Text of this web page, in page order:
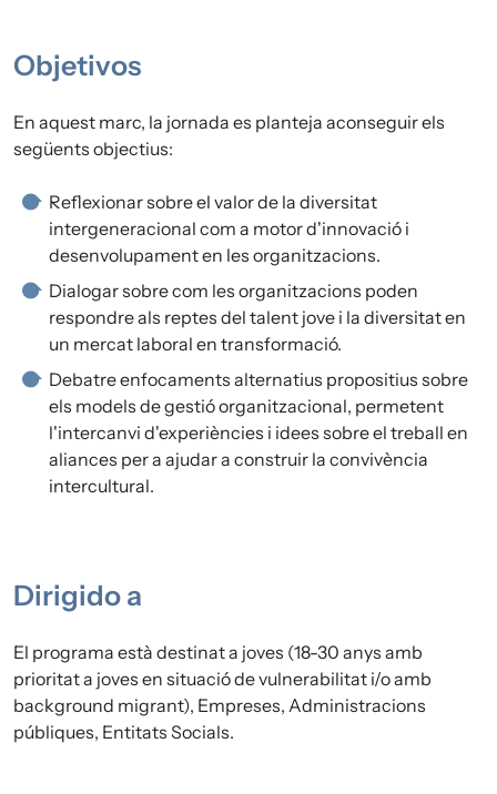
Objetivos
En aquest marc, la jornada es planteja aconseguir els
següents objectius:
Reflexionar sobre el valor de la diversitat
intergeneracional com a motor d'innovació i
desenvolupament en les organitzacions.
Dialogar sobre com les organitzacions poden
respondre als reptes del talent jove i la diversitat en
un mercat laboral en transformació.
Debatre enfocaments alternatius propositius sobre
els models de gestió organitzacional, permetent
l'intercanvi d'experiències i idees sobre el treball en
aliances per a ajudar a construir la convivència
intercultural.
Dirigido a
El programa està destinat a joves (18-30 anys amb
prioritat a joves en situació de vulnerabilitat i/o amb
background migrant), Empreses, Administracions
públiques, Entitats Socials.